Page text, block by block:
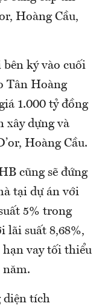
Hoàng Cầu,
ký vào cuối
Tân Hoàng
1.000 tỷ đồng
xây dựng và
Hoàng Cầu.
cũng sẽ đứng
tại dự án với
5% trong
lãi suất 8,68%,
vay tối thiểu
năm.
diện tích